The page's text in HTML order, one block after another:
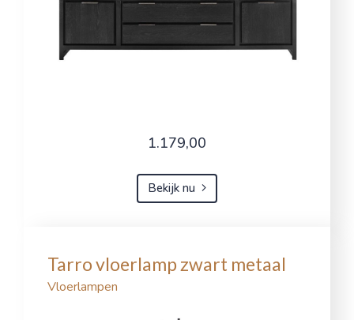
1.179,00
Bekijk nu
Tarro vloerlamp zwart metaal
Vloerlampen